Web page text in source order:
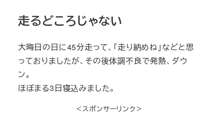
走るどころじゃない
大晦日の日に45分走って、「走り納めね」などと思
っておりましたが、その後体調不良で発熱、ダウ
ン。
ほぼまる3日寝込みました。
＜スポンサーリンク＞